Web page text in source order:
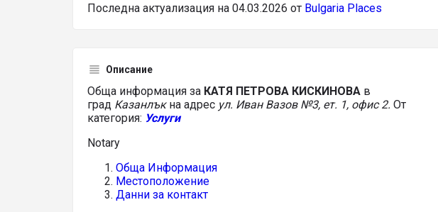
Последна актуализация на 04.03.2026 от Bulgaria Places
Описание
Обща информация за КАТЯ ПЕТРОВА КИСКИНОВА в
град Казанлък на адрес ул. Иван Вазов №3, ет. 1, офис 2. От
категория: Услуги
Notary
Обща Информация
Местоположение
Данни за контакт